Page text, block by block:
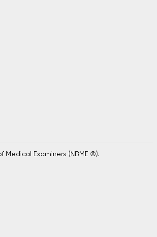
Examiners (NBME ®).